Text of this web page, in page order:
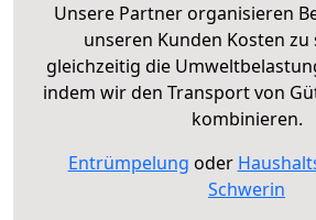
Unsere Partner organisieren
unseren Kunden Kosten
gleichzeitig die
indem wir den Transport von
kombinieren.
Entrümpelung oder
Schwerin